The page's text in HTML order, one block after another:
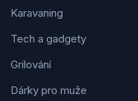
Karavaning
Tech a gadgety
Grilování
Dárky pro muže